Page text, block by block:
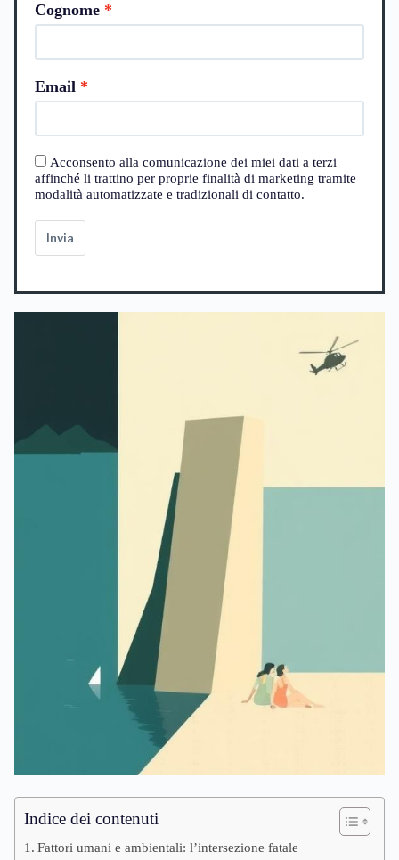
Cognome
Email
Acconsento alla comunicazione dei miei dati a terzi
affinché li trattino per proprie finalità di marketing tramite
modalità automatizzate e tradizionali di contatto.
Invia
Indice dei contenuti
Fattori umani e ambientali: l’intersezione fatale